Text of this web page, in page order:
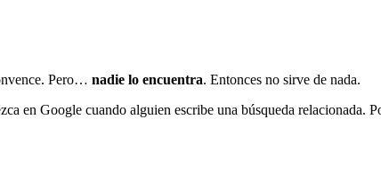
Pero… nadie lo encuentra. Entonces no sirve de nada.
en Google cuando alguien escribe una búsqueda relacionada.